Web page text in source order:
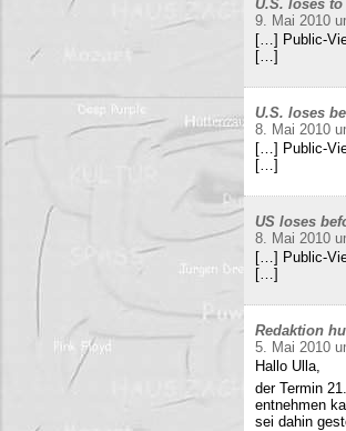
U.S. loses
9. Mai 2010
[…] Public-
[…]
U.S. loses
8. Mai 2010
[…] Public-
[…]
US loses
8. Mai 2010
[…] Public-
[…]
Redaktion
5. Mai 2010
Hallo Ulla,
der Termin
entnehmen
sei dahin